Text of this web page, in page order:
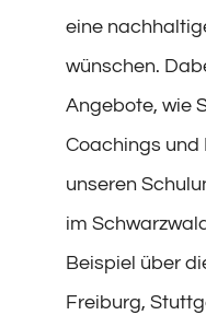
eine
wünschen.
Angebote, wie
Coachings
unseren
im
Beispiel über
Freiburg,